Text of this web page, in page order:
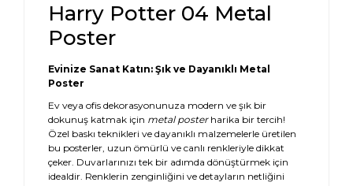
Harry Potter 04 Metal
Poster
Evinize Sanat Katın: Şık ve Dayanıklı Metal
Poster
Ev veya ofis dekorasyonunuza modern ve şık bir
dokunuş katmak için metal posterharika bir tercih!
Özel baskı teknikleri ve dayanıklı malzemelerle üretilen
bu posterler, uzun ömürlü ve canlı renkleriyle dikkat
çeker. Duvarlarınızı tek bir adımda dönüştürmek için
idealdir. Renklerin zenginliğini ve detayların netliğini